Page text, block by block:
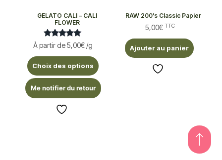
GELATO CALI – CALI
FLOWER
Note
5.00
sur 5
À partir de5,00€ /g
Choix des options
Me notifier du retour
RAW 200’s Classic Papier
5,00€ TTC
Ajouter au panier